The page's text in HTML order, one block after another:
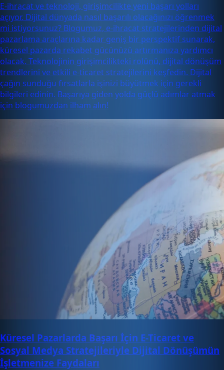
E-ihracat ve teknoloji, girişimcilikte yeni başarı yolları
açıyor. Dijital dünyada nasıl başarılı olacağınızı öğrenmek
mi istiyorsunuz? Blogumuz, e-ihracat stratejilerinden dijital
pazarlama araçlarına kadar geniş bir perspektif sunarak,
küresel pazarda rekabet gücünüzü artırmanıza yardımcı
olacak. Teknolojinin girişimcilikteki rolünü, dijital dönüşüm
trendlerini ve etkili e-ticaret stratejilerini keşfedin. Dijital
çağın sunduğu fırsatlarla işinizi büyütmek için gerekli
bilgileri edinin. Başarıya giden yolda güçlü adımlar atmak
için blogumuzdan ilham alın!
Küresel Pazarlarda Başarı İçin E-Ticaret ve
Sosyal Medya Stratejileriyle Dijital Dönüşümün
İşletmenize Faydaları